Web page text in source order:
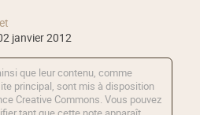
janvier 2012
que leur contenu, comme
principal, sont mis à disposition
Creative Commons. Vous pouvez